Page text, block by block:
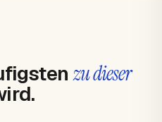
zu dieser